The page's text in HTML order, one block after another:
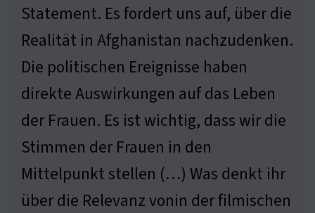
Statement. Es fordert uns auf, über die
Realität in Afghanistan nachzudenken.
Die politischen Ereignisse haben
direkte Auswirkungen auf das Leben
der Frauen. Es ist wichtig, dass wir die
Stimmen der Frauen in den
Mittelpunkt stellen (…) Was denkt ihr
über die Relevanz vonin der filmischen